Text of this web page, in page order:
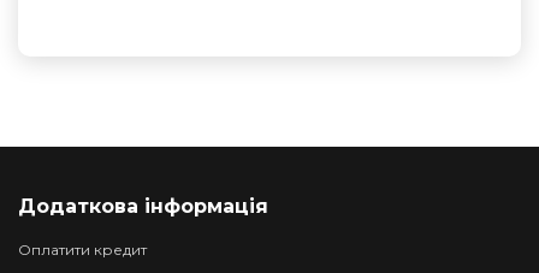
Додаткова інформація
Оплатити кредит